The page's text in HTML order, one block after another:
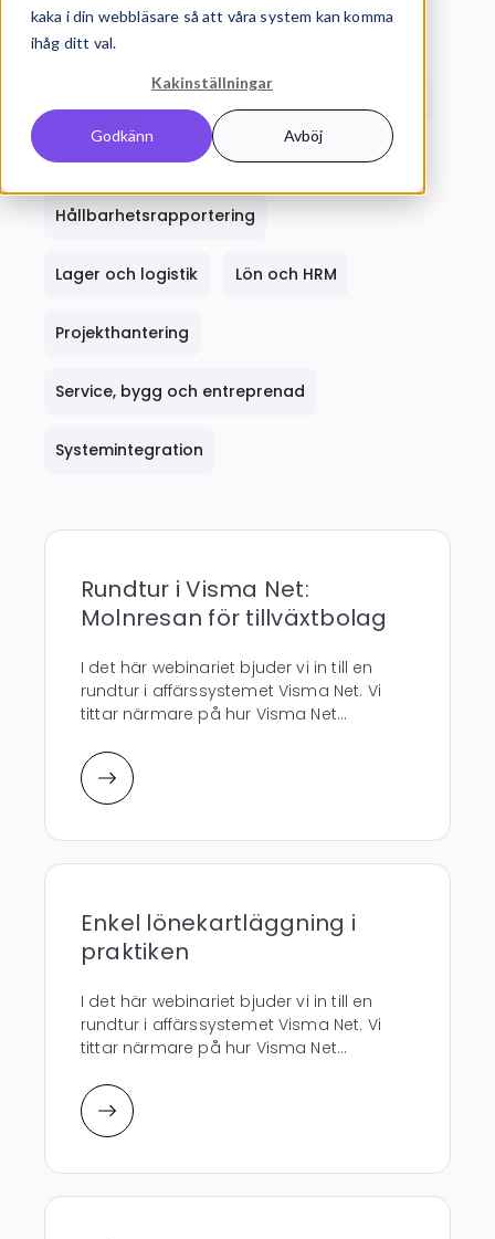
kaka i din webbläsare så att våra system kan komma
ihåg ditt val.
Kakinställningar
Godkänn Avböj
Budget och prognos
Digital marknadsföring och SEO
ERP ERP
Hållbarhetsrapportering
Lager och logistik Lön och HRM
Projekthantering
Service, bygg och entreprenad
Systemintegration
Rundtur i Visma Net:
Molnresan för tillväxtbolag
I det här webinariet bjuder vi in till en
rundtur i affärssystemet Visma Net. Vi
tittar närmare på hur Visma Net...
Enkel lönekartläggning i
praktiken
I det här webinariet bjuder vi in till en
rundtur i affärssystemet Visma Net. Vi
tittar närmare på hur Visma Net...